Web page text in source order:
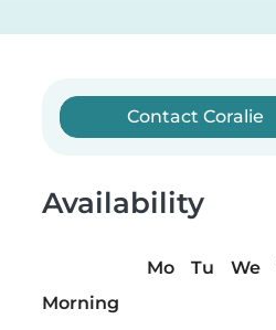
Contact Coralie
Availability
Mo Tu We
Morning